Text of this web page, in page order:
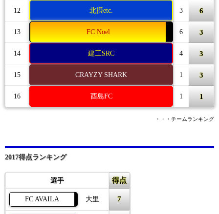
12 北摂etc. 3 6
13 FC Noel 6 3
14 建工SRC 4 3
15 CRAYZY SHARK 1 3
16 酉島FC 1 1
・・・チームランキング
2017得点ランキング
選手 得点
FC AVAILA 大里 7